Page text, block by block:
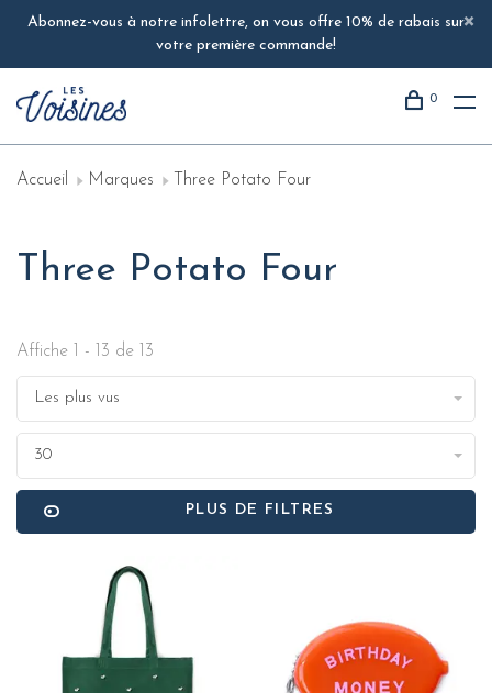
Abonnez-vous à notre infolettre, on vous offre 10% de rabais sur
votre première commande!
0
Accueil Marques Three Potato Four
Three Potato Four
Affiche 1 - 13 de 13
Les plus vus
30
PLUS DE FILTRES